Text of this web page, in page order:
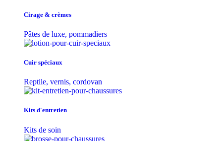
Cirage & crèmes
Pâtes de luxe, pommadiers
Cuir spéciaux
Reptile, vernis, cordovan
Kits d'entretien
Kits de soin